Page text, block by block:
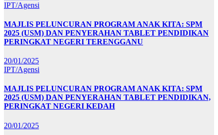
IPT/Agensi
MAJLIS PELUNCURAN PROGRAM ANAK KITA: SPM
2025 (USM) DAN PENYERAHAN TABLET PENDIDIKAN
PERINGKAT NEGERI TERENGGANU
20/01/2025
IPT/Agensi
MAJLIS PELUNCURAN PROGRAM ANAK KITA: SPM
2025 (USM) DAN PENYERAHAN TABLET PENDIDIKAN,
PERINGKAT NEGERI KEDAH
20/01/2025